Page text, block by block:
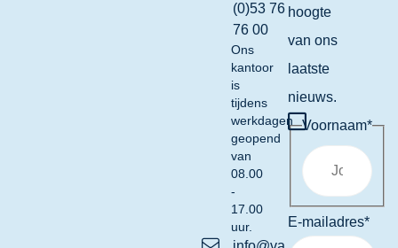
(0)53 76
76 00
Ons
kantoor
is
tijdens
werkdagen
geopend
van
08.00
-
17.00
uur.
hoogte
van ons
laatste
nieuws.
Voornaam*
E-mailadres*